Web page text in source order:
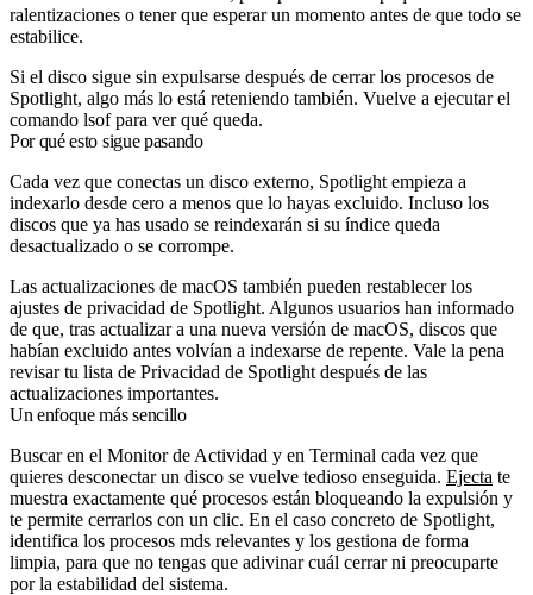
ralentizaciones o tener que esperar un momento antes de que todo se
estabilice.
Si el disco sigue sin expulsarse después de cerrar los procesos de
Spotlight, algo más lo está reteniendo también. Vuelve a ejecutar el
comando lsofpara ver qué queda.
Por qué esto sigue pasando
Cada vez que conectas un disco externo, Spotlight empieza a
indexarlo desde cero a menos que lo hayas excluido. Incluso los
discos que ya has usado se reindexarán si su índice queda
desactualizado o se corrompe.
Las actualizaciones de macOS también pueden restablecer los
ajustes de privacidad de Spotlight. Algunos usuarios han informado
de que, tras actualizar a una nueva versión de macOS, discos que
habían excluido antes volvían a indexarse de repente. Vale la pena
revisar tu lista de Privacidad de Spotlight después de las
actualizaciones importantes.
Un enfoque más sencillo
Buscar en el Monitor de Actividad y en Terminal cada vez que
quieres desconectar un disco se vuelve tedioso enseguida. Ejecta te
muestra exactamente qué procesos están bloqueando la expulsión y
te permite cerrarlos con un clic. En el caso concreto de Spotlight,
identifica los procesos mds relevantes y los gestiona de forma
limpia, para que no tengas que adivinar cuál cerrar ni preocuparte
por la estabilidad del sistema.